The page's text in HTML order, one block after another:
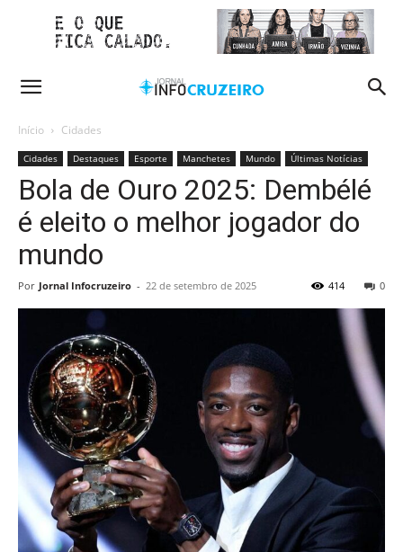
Início Cidades
Cidades Destaques Esporte Manchetes Mundo Últimas Notícias
Bola de Ouro 2025: Dembélé
é eleito o melhor jogador do
mundo
Por Jornal Infocruzeiro - 22 de setembro de 2025 0
414